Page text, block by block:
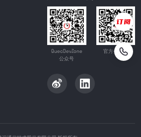
QuecDevZone
公众号
官方公众号